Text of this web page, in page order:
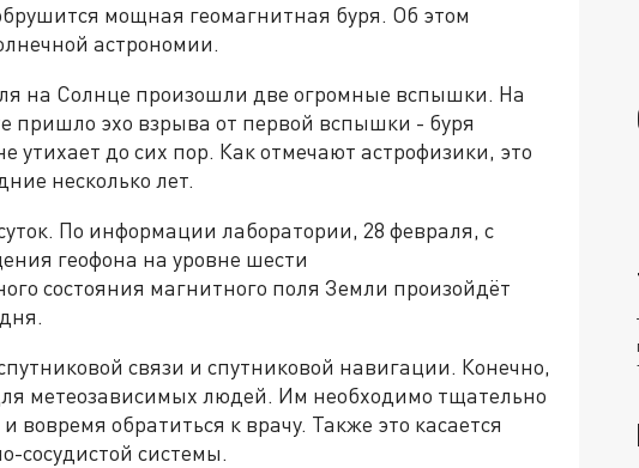
мощная геомагнитная буря. Об этом
астрономии.
на Солнце произошли две огромные вспышки. На
эхо взрыва от первой вспышки - буря
утихает до сих пор. Как отмечают астрофизики, это
несколько лет.
По информации лаборатории, 28 февраля, с
геофона на уровне шести
состояния магнитного поля Земли произойдёт
связи и спутниковой навигации. Конечно,
метеозависимых людей. Им необходимо тщательно
вовремя обратиться к врачу. Также это касается
сосудистой системы.